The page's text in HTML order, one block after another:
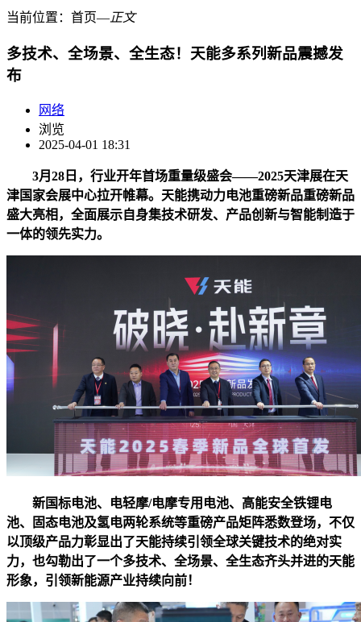
当前位置： 首页―正文
多技术、全场景、全生态！天能多系列新品震撼发
布
网络
浏览
2025-04-01 18:31
3月28日，行业开年首场重量级盛会——2025天津展在天
津国家会展中心拉开帷幕。天能携动力电池重磅新品重磅新品
盛大亮相，全面展示自身集技术研发、产品创新与智能制造于
一体的领先实力。
新国标电池、电轻摩/电摩专用电池、高能安全铁锂电
池、固态电池及氢电两轮系统等重磅产品矩阵悉数登场，不仅
以顶级产品力彰显出了天能持续引领全球关键技术的绝对实
力，也勾勒出了一个多技术、全场景、全生态齐头并进的天能
形象，引领新能源产业持续向前！